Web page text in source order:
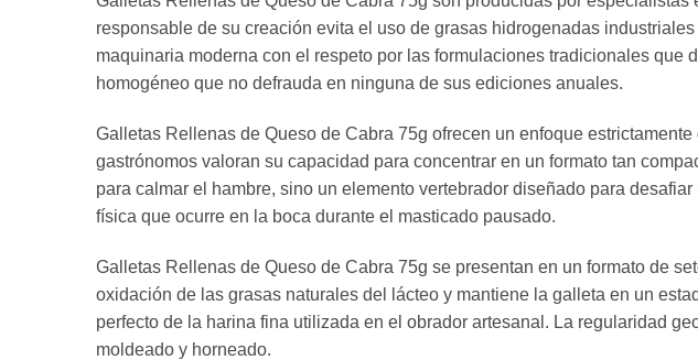
responsable de su creación evita el uso de grasas hidrogenadas
maquinaria moderna con el respeto por las formulaciones tradicionales que
homogéneo que no defrauda en ninguna de sus ediciones anuales.
Galletas Rellenas de Queso de Cabra 75g ofrecen un enfoque
gastrónomos valoran su capacidad para concentrar en un formato tan
para calmar el hambre, sino un elemento vertebrador diseñado para
física que ocurre en la boca durante el masticado pausado.
Galletas Rellenas de Queso de Cabra 75g se presentan en un formato de
oxidación de las grasas naturales del lácteo y mantiene la galleta en un
perfecto de la harina fina utilizada en el obrador artesanal. La regularidad
moldeado y horneado.